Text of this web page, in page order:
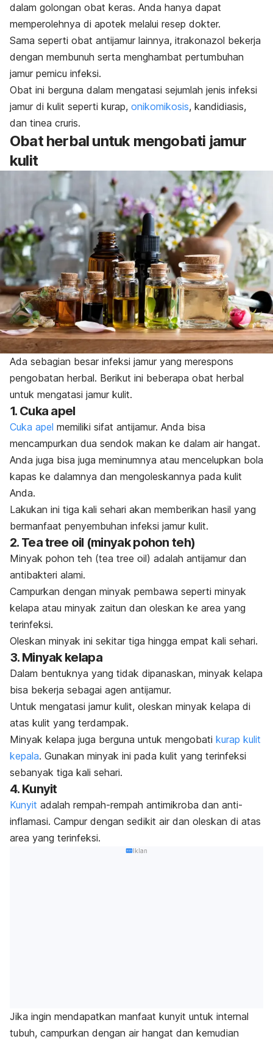
dalam golongan obat keras. Anda hanya dapat
memperolehnya di apotek melalui resep dokter.
Sama seperti obat antijamur lainnya, itrakonazol bekerja
dengan membunuh serta menghambat pertumbuhan
jamur pemicu infeksi.
Obat ini berguna dalam mengatasi sejumlah jenis infeksi
jamur di kulit seperti kurap, onikomikosis, kandidiasis,
dan tinea cruris.
Obat herbal untuk mengobati jamur
kulit
Ada sebagian besar infeksi jamur yang merespons
pengobatan herbal. Berikut ini beberapa obat herbal
untuk mengatasi jamur kulit.
1. Cuka apel
Cuka apel memiliki sifat antijamur. Anda bisa
mencampurkan dua sendok makan ke dalam air hangat.
Anda juga bisa juga meminumnya atau mencelupkan bola
kapas ke dalamnya dan mengoleskannya pada kulit
Anda.
Lakukan ini tiga kali sehari akan memberikan hasil yang
bermanfaat penyembuhan infeksi jamur kulit.
2. Tea tree oil (minyak pohon teh)
Minyak pohon teh (tea tree oil) adalah antijamur dan
antibakteri alami.
Campurkan dengan minyak pembawa seperti minyak
kelapa atau minyak zaitun dan oleskan ke area yang
terinfeksi.
Oleskan minyak ini sekitar tiga hingga empat kali sehari.
3. Minyak kelapa
Dalam bentuknya yang tidak dipanaskan, minyak kelapa
bisa bekerja sebagai agen antijamur.
Untuk mengatasi jamur kulit, oleskan minyak kelapa di
atas kulit yang terdampak.
Minyak kelapa juga berguna untuk mengobati kurap kulit
kepala. Gunakan minyak ini pada kulit yang terinfeksi
sebanyak tiga kali sehari.
4. Kunyit
Kunyit adalah rempah-rempah antimikroba dan anti-
inflamasi. Campur dengan sedikit air dan oleskan di atas
area yang terinfeksi.
Iklan
Jika ingin mendapatkan manfaat kunyit untuk internal
tubuh, campurkan dengan air hangat dan kemudian